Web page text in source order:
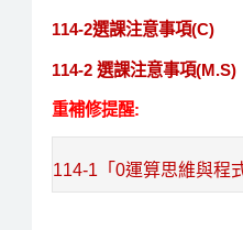
114-2選課注意事項(C)
114-2 選課注意事項(M.S)
重補修提醒:
114-1「0運算思維與程